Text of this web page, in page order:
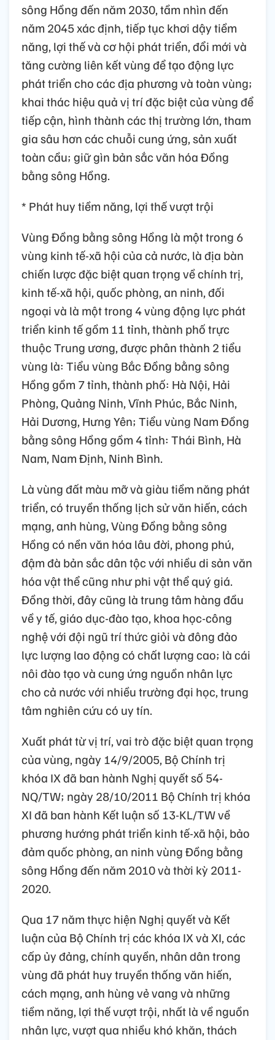
sông Hồng đến năm 2030, tầm nhìn đến
năm 2045 xác định, tiếp tục khơi dậy tiềm
năng, lợi thế và cơ hội phát triển, đổi mới và
tăng cường liên kết vùng để tạo động lực
phát triển cho các địa phương và toàn vùng;
khai thác hiệu quả vị trí đặc biệt của vùng để
tiếp cận, hình thành các thị trường lớn, tham
gia sâu hơn các chuỗi cung ứng, sản xuất
toàn cầu; giữ gìn bản sắc văn hóa Đồng
bằng sông Hồng.
* Phát huy tiềm năng, lợi thế vượt trội
Vùng Đồng bằng sông Hồng là một trong 6
vùng kinh tế-xã hội của cả nước, là địa bàn
chiến lược đặc biệt quan trọng về chính trị,
kinh tế-xã hội, quốc phòng, an ninh, đối
ngoại và là một trong 4 vùng động lực phát
triển kinh tế gồm 11 tỉnh, thành phố trực
thuộc Trung ương, được phân thành 2 tiểu
vùng là: Tiểu vùng Bắc Đồng bằng sông
Hồng gồm 7 tỉnh, thành phố: Hà Nội, Hải
Phòng, Quảng Ninh, Vĩnh Phúc, Bắc Ninh,
Hải Dương, Hưng Yên; Tiểu vùng Nam Đồng
bằng sông Hồng gồm 4 tỉnh: Thái Bình, Hà
Nam, Nam Định, Ninh Bình.
Là vùng đất màu mỡ và giàu tiềm năng phát
triển, có truyền thống lịch sử văn hiến, cách
mạng, anh hùng, Vùng Đồng bằng sông
Hồng có nền văn hóa lâu đời, phong phú,
đậm đà bản sắc dân tộc với nhiều di sản văn
hóa vật thể cũng như phi vật thể quý giá.
Đồng thời, đây cũng là trung tâm hàng đầu
về y tế, giáo dục-đào tạo, khoa học-công
nghệ với đội ngũ trí thức giỏi và đông đảo
lực lượng lao động có chất lượng cao; là cái
nôi đào tạo và cung ứng nguồn nhân lực
cho cả nước với nhiều trường đại học, trung
tâm nghiên cứu có uy tín.
Xuất phát từ vị trí, vai trò đặc biệt quan trọng
của vùng, ngày 14/9/2005, Bộ Chính trị
khóa IX đã ban hành Nghị quyết số 54-
NQ/TW; ngày 28/10/2011 Bộ Chính trị khóa
XI đã ban hành Kết luận số 13-KL/TW về
phương hướng phát triển kinh tế-xã hội, bảo
đảm quốc phòng, an ninh vùng Đồng bằng
sông Hồng đến năm 2010 và thời kỳ 2011-
2020.
Qua 17 năm thực hiện Nghị quyết và Kết
luận của Bộ Chính trị các khóa IX và XI, các
cấp ủy đảng, chính quyền, nhân dân trong
vùng đã phát huy truyền thống văn hiến,
cách mạng, anh hùng vẻ vang và những
tiềm năng, lợi thế vượt trội, nhất là về nguồn
nhân lực, vượt qua nhiều khó khăn, thách